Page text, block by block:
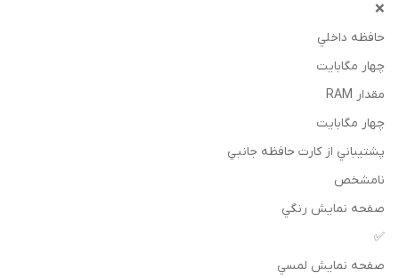
❌
حافظه داخلي
چهار مگابایت
مقدار RAM
چهار مگابایت
پشتيباني از کارت حافظه جانبي
نامشخص
صفحه نمايش رنگي
✅
صفحه نمايش لمسي